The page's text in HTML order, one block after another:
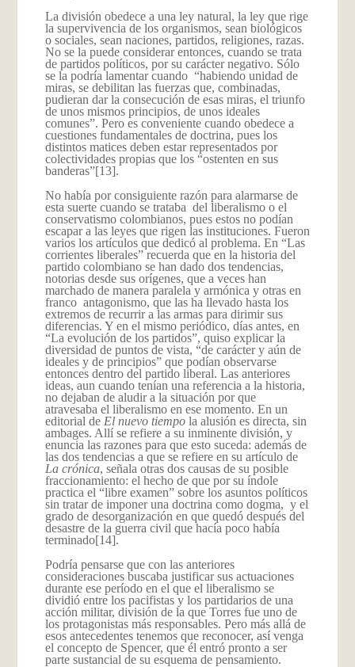
La división obedece a una ley natural, la ley que rige
la supervivencia de los organismos, sean biológicos
o sociales, sean naciones, partidos, religiones, razas.
No se la puede considerar entonces, cuando se trata
de partidos políticos, por su carácter negativo. Sólo
se la podría lamentar cuando “habiendo unidad de
miras, se debilitan las fuerzas que, combinadas,
pudieran dar la consecución de esas miras, el triunfo
de unos mismos principios, de unos ideales
comunes”. Pero es conveniente cuando obedece a
cuestiones fundamentales de doctrina, pues los
distintos matices deben estar representados por
colectividades propias que los “ostenten en sus
banderas”[13].
No había por consiguiente razón para alarmarse de
esta suerte cuando se trataba del liberalismo o el
conservatismo colombianos, pues estos no podían
escapar a las leyes que rigen las instituciones. Fueron
varios los artículos que dedicó al problema. En “Las
corrientes liberales” recuerda que en la historia del
partido colombiano se han dado dos tendencias,
notorias desde sus orígenes, que a veces han
marchado de manera paralela y armónica y otras en
franco antagonismo, que las ha llevado hasta los
extremos de recurrir a las armas para dirimir sus
diferencias. Y en el mismo periódico, días antes, en
“La evolución de los partidos”, quiso explicar la
diversidad de puntos de vista, “de carácter y aún de
ideales y de principios” que podían observarse
entonces dentro del partido liberal. Las anteriores
ideas, aun cuando tenían una referencia a la historia,
no dejaban de aludir a la situación por que
atravesaba el liberalismo en ese momento. En un
editorial de El nuevo tiempola alusión es directa, sin
ambages. Allí se refiere a su inminente división, y
enuncia las razones para que esto suceda: además de
las dos tendencias a que se refiere en su artículo de
La crónica, señala otras dos causas de su posible
fraccionamiento: el hecho de que por su índole
practica el “libre examen” sobre los asuntos políticos
sin tratar de imponer una doctrina como dogma, y el
grado de desorganización en que quedó después del
desastre de la guerra civil que hacía poco había
terminado[14].
Podría pensarse que con las anteriores
consideraciones buscaba justificar sus actuaciones
durante ese período en el que el liberalismo se
dividió entre los pacifistas y los partidarios de una
acción militar, división de la que Torres fue uno de
los protagonistas más responsables. Pero más allá de
esos antecedentes tenemos que reconocer, así venga
el concepto de Spencer, que él entró pronto a ser
parte sustancial de su esquema de pensamiento.